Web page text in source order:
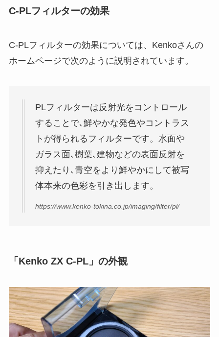
C-PLフィルターの効果
C-PLフィルターの効果については、Kenkoさんの
ホームページで次のように説明されています。
PLフィルターは反射光をコントロール
することで､鮮やかな発色やコントラス
トが得られるフィルターです。水面や
ガラス面､樹葉､建物などの表面反射を
抑えたり､青空をより鮮やかにして被写
体本来の色彩を引き出します。
https://www.kenko-tokina.co.jp/imaging/filter/pl/
「Kenko ZX C-PL」の外観